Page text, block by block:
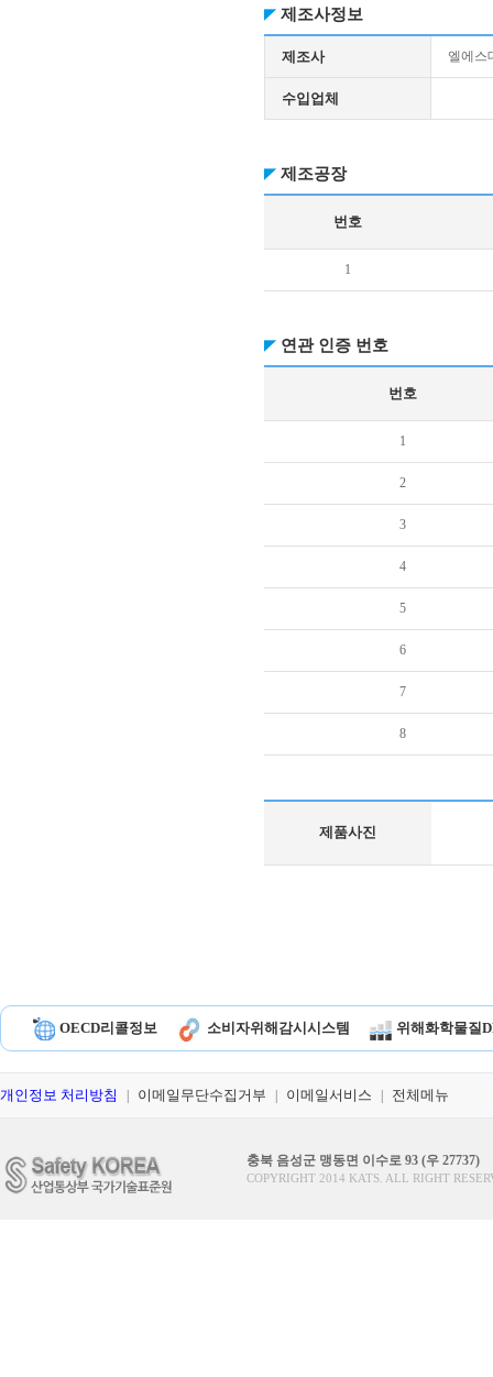
제조사정보
제조사 엘에스
수입업체
제조공장
번호
1
연관 인증 번호
번호
1
2
3
4
5
6
7
8
제품사진
OECD리콜정보 소비자위해감시시스템 위해화학물질
개인정보 처리방침 이메일무단수집거부 이메일서비스 전체메뉴
충북 음성군 맹동면 이수로 93 (우 27737)
COPYRIGHT 2014 KATS. ALL RIGHT